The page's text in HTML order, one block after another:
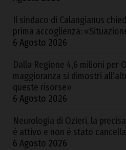
Il sindaco di Calangianus
prima accoglienza:
6 Agosto 2026
Dalla Regione 4,6 milioni per
maggioranza si dimostri
queste risorse»
6 Agosto 2026
Neurologia di Ozieri, la
è attivo e non è stato
6 Agosto 2026